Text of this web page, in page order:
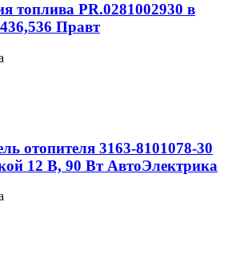
топлива PR.0281002930 в
Правт
отопителя 3163-8101078-30
12 В, 90 Вт АвтоЭлектрика